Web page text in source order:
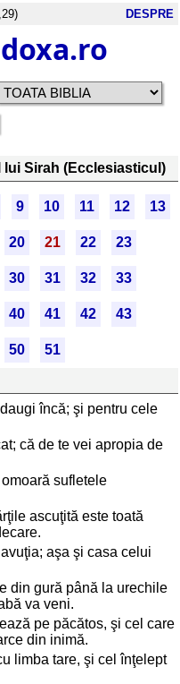
DESPRE
Sirah (Ecclesiasticul)
9 10 11 12 13
20 21 22 23
30 31 32 33
40 41 42 43
50
51
încă; şi pentru cele
că de te vei apropia de
sufletele
ascuţită este toată
aşa şi casa celui
din gură până la urechile
va veni.
pe păcătos, şi cel care
din inimă.
limba tare, şi cel înţelept